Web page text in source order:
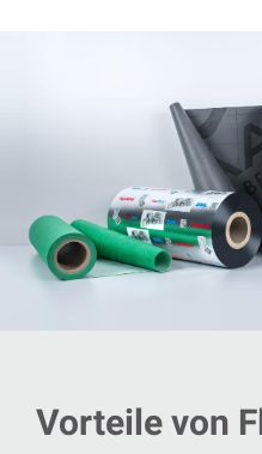
Vorteile von